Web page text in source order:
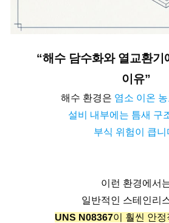
“해수 담수화와 열교환기
이유”
해수 환경은 염소 이온
설비 내부에는 틈새 구
부식 위험이 큽니
이런 환경에서
일반적인 스테인리
UNS N08367이 훨씬 안정